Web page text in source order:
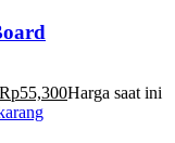
Rp55,300Harga saat ini